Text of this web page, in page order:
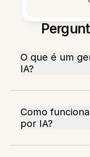
O que é um
IA?
Como
por IA?